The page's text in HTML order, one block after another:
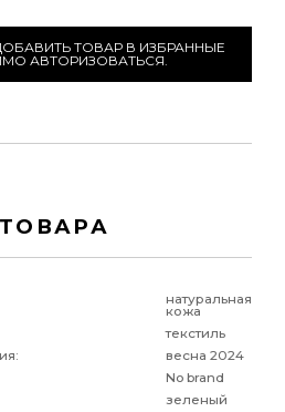
ТОВАР В ИЗБРАННЫЕ
АВТОРИЗОВАТЬСЯ.
натуральная
кожа
текстиль
весна 2024
No brand
зеленый